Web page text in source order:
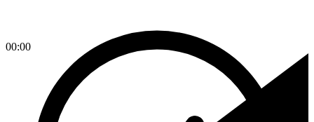
00:00